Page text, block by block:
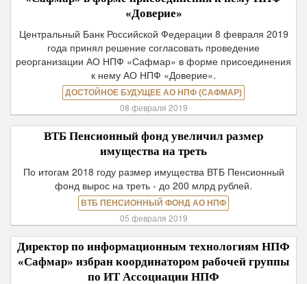
«Доверие»
Центральный Банк Российской Федерации 8 февраля 2019
года принял решение согласовать проведение
реорганизации АО НПФ «Сафмар» в форме присоединения
к нему АО НПФ «Доверие».
ДОСТОЙНОЕ БУДУЩЕЕ АО НПФ (САФМАР)
08 февраля 2019
ВТБ Пенсионный фонд увеличил размер
имущества на треть
По итогам 2018 году размер имущества ВТБ Пенсионный
фонд вырос на треть - до 200 млрд рублей.
ВТБ ПЕНСИОННЫЙ ФОНД АО НПФ
05 февраля 2019
Директор по информационным технологиям НПФ
«Сафмар» избран координатором рабочей группы
по ИТ Ассоциации НПФ